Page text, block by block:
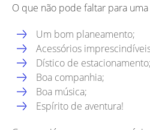
O que não pode faltar para uma
Um bom planeamento;
Acessórios
Dístico de estacionamento;
Boa companhia;
Boa música;
Espírito de aventura!